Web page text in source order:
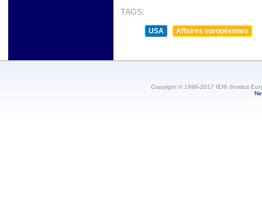
TAGS:
USA Affaires européennes
Copyright © 1998-2017 IERI (Institut